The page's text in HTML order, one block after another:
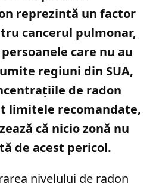
reprezintă un factor
cancerul pulmonar,
care nu au
regiuni din SUA,
de radon
limitele recomandate,
că nicio zonă nu
de acest pericol.
nivelului de radon